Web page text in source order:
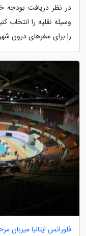
در نظر دریافت
وسیله نقلیه را انتخاب
را برای سفرهای درون
فلورانس ایتالیا میزبان